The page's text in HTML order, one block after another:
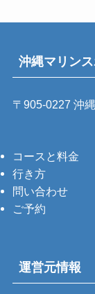
沖縄マリン
〒905-0227 沖
コースと料金
行き方
問い合わせ
ご予約
運営元情報